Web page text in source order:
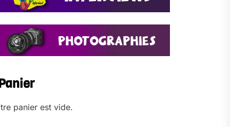
panier est vide.